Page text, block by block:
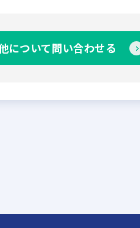
について問い合わせる